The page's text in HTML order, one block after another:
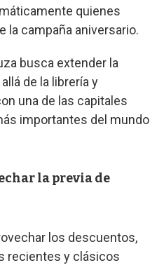
quienes
la campaña aniversario.
busca extender la
de la librería y
una de las capitales
importantes del mundo
la previa de
los descuentos,
recientes y clásicos